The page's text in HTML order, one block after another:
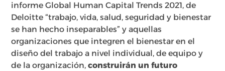
informe Global Human Capital Trends 2021, de
Deloitte “trabajo, vida, salud, seguridad y bienestar
se han hecho inseparables” y aquellas
organizaciones que integren el bienestar en el
diseño del trabajo a nivel individual, de equipo y
de la organización,construirán un futuro